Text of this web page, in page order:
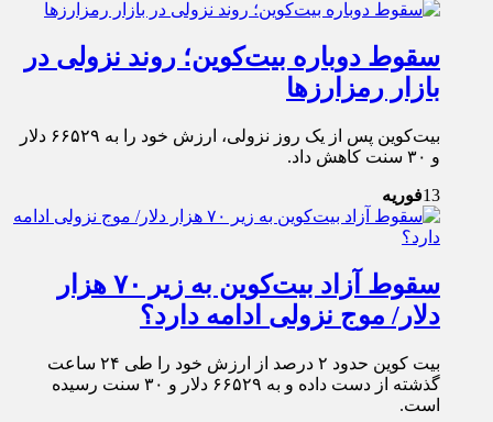
سقوط دوباره بیت‌کوین؛ روند نزولی در
بازار رمزارز‌ها
بیت‌کوین پس از یک روز نزولی، ارزش خود را به ۶۶۵۲۹ دلار
و ۳۰ سنت کاهش داد.
13فوریه
سقوط آزاد بیت‌کوین به زیر ۷۰ هزار
دلار/ موج نزولی ادامه دارد؟
بیت کوین حدود ۲ درصد از ارزش خود را طی ۲۴ ساعت
گذشته از دست داده و به ۶۶۵۲۹ دلار و ۳۰ سنت رسیده
است.